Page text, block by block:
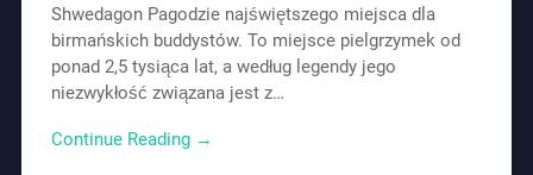
Shwedagon Pagodzie najświętszego miejsca dla
birmańskich buddystów. To miejsce pielgrzymek od
ponad 2,5 tysiąca lat, a według legendy jego
niezwykłość związana jest z…
Continue Reading →